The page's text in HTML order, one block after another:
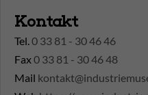
Kontakt
Tel.0 33 81 - 30 46 46
Fax0 33 81 - 30 46 48
Mail